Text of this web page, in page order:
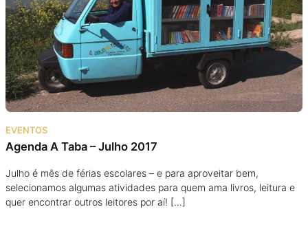
Podcast
Assine
Taba na Escola
EVENTOS
Agenda A Taba – Julho 2017
Julho é mês de férias escolares – e para aproveitar bem,
selecionamos algumas atividades para quem ama livros, leitura e
quer encontrar outros leitores por aí! […]